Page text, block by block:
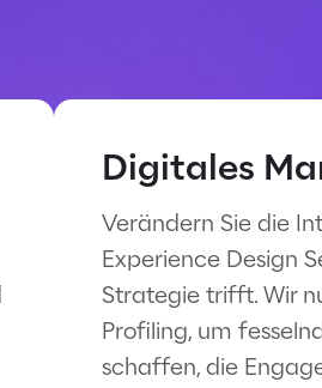
Digitales
Verändern Sie die
Experience Design
Strategie trifft. Wir
Profiling, um
schaffen, die